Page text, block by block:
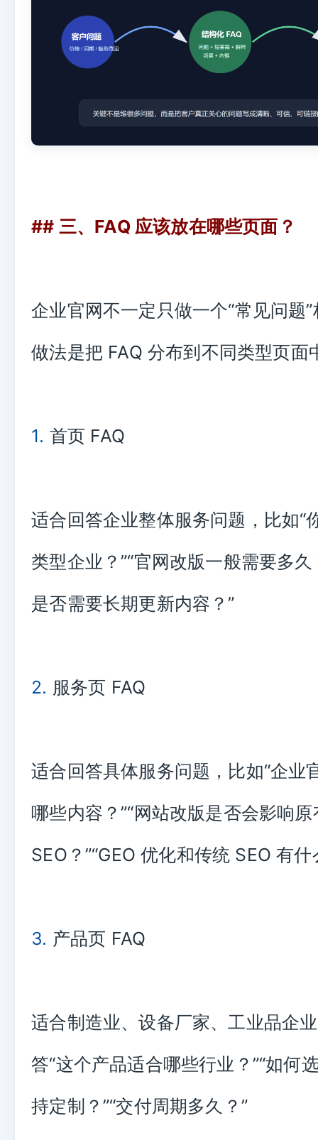
## 三、FAQ 应该放在哪些页面？
企业官网不一定只做一个“常见问题
做法是把 FAQ 分布到不同类型页面
1. 首页 FAQ
适合回答企业整体服务问题，比如“
类型企业？”“官网改版一般需要多久
是否需要长期更新内容？”
2. 服务页 FAQ
适合回答具体服务问题，比如“企业
哪些内容？”“网站改版是否会影响原
SEO？”“GEO 优化和传统 SEO 有什
3. 产品页 FAQ
适合制造业、设备厂家、工业品企
答“这个产品适合哪些行业？”“如何
持定制？”“交付周期多久？”